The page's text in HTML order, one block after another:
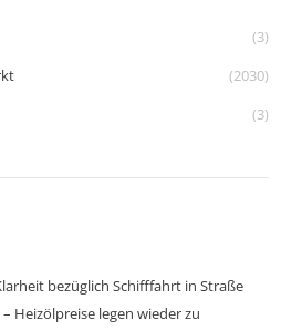
(3)
(2030)
(3)
bezüglich Schifffahrt in Straße
Heizölpreise legen wieder zu